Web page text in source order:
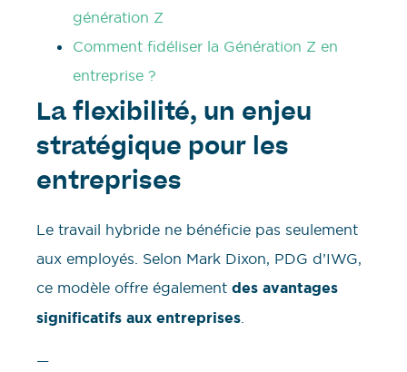
génération Z
Comment fidéliser la Génération Z en
entreprise ?
La flexibilité, un enjeu
stratégique pour les
entreprises
Le travail hybride ne bénéficie pas seulement
aux employés. Selon Mark Dixon, PDG d’IWG,
ce modèle offre également des avantages
significatifs aux entreprises
—